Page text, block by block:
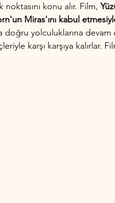
konu alır. Film,
Miras'ını kabul
yolculuklarına
karşı karşıya kalırlar.